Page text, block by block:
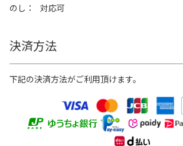
のし
対応可
決済方法
下記の決済方法がご利用頂けます。